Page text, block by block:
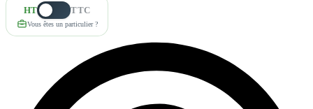
HT TTC
Vous êtes un particulier ?